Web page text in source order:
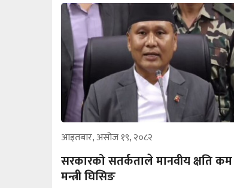
आइतबार, असोज १९, २०८२
सरकारको सतर्कताले मानवीय क्षति
मन्त्री घिसिङ